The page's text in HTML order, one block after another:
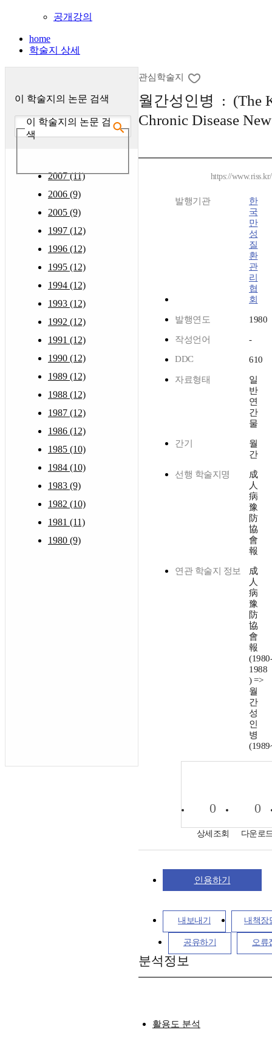
공개강의
home
학술지 상세
이 학술지의 논문 검색
이 학술지의 논문 검
색
2007 (11)
2006 (9)
2005 (9)
1997 (12)
1996 (12)
1995 (12)
1994 (12)
1993 (12)
1992 (12)
1991 (12)
1990 (12)
1989 (12)
1988 (12)
1987 (12)
1986 (12)
1985 (10)
1984 (10)
1983 (9)
1982 (10)
1981 (11)
1980 (9)
관심학술지
월간성인병 : (The
Chronic Disease
https://
발행기관
한
국
만
성
질
환
관
리
협
회
발행연도 1980
작성언어
-
DDC
610
자료형태
일
반
연
간
물
간기
월
간
선행 학술지명
成
人
病
豫
防
協
會
報
연관 학술지 정보
成
人
病
豫
防
協
會
報
(1980-
1988
) =>
월
간
성
인
병
0
상세조회
0
다운로
인용하기
내보내기 내책장
공유하기 오류
분석정보
활용도 분석